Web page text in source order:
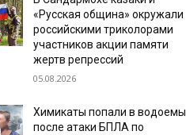
«Русская община» окружали
российскими триколорами
участников акции памяти
жертв репрессий
05.08.2026
Химикаты попали в водоемы
после атаки БПЛА по